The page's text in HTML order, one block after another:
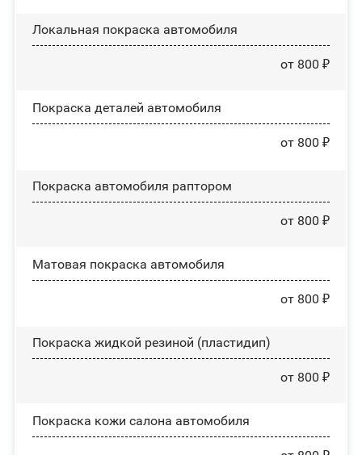
Локальная покраска автомобиля
от 800 ₽
Покраска деталей автомобиля
от 800 ₽
Покраска автомобиля раптором
от 800 ₽
Матовая покраска автомобиля
от 800 ₽
Покраска жидкой резиной (пластидип)
от 800 ₽
Покраска кожи салона автомобиля